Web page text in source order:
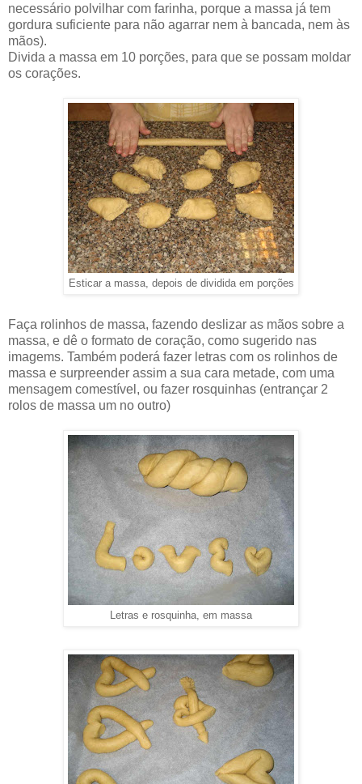
necessário polvilhar com farinha, porque a massa já tem
gordura suficiente para não agarrar nem à bancada, nem às
mãos).
Divida a massa em 10 porções, para que se possam moldar
os corações.
Esticar a massa, depois de dividida em porções
Faça rolinhos de massa, fazendo deslizar as mãos sobre a
massa, e dê o formato de coração, como sugerido nas
imagems. Também poderá fazer letras com os rolinhos de
massa e surpreender assim a sua cara metade, com uma
mensagem comestível, ou fazer rosquinhas (entrançar 2
rolos de massa um no outro)
Letras e rosquinha, em massa